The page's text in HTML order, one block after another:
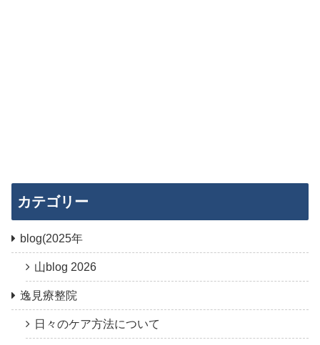
カテゴリー
blog(2025年
山blog 2026
逸見療整院
日々のケア方法について